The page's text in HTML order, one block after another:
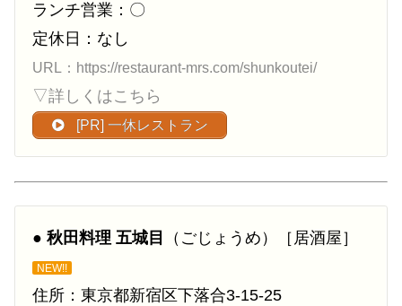
ランチ営業：〇
定休日：なし
URL：https://restaurant-mrs.com/shunkoutei/
▽詳しくはこちら
[PR] 一休レストラン
● 秋田料理 五城目 （ごじょうめ）［居酒屋］
NEW!!
住所：東京都新宿区下落合3-15-25